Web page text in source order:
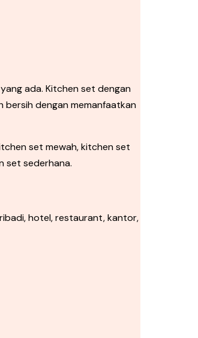
ada. Kitchen set dengan
dengan memanfaatkan
set mewah, kitchen set
set sederhana.
hotel, restaurant, kantor,